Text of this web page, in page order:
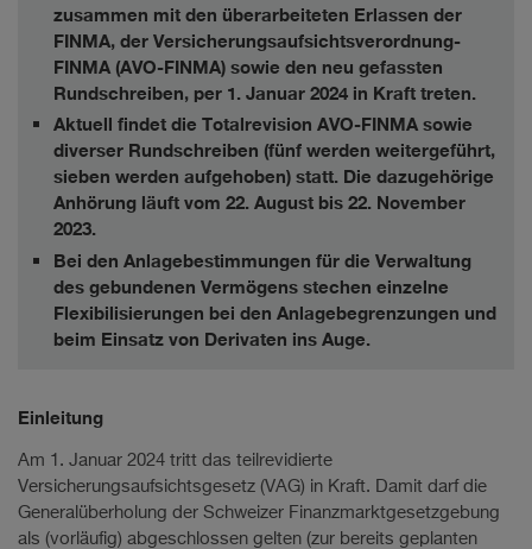
zusammen mit den überarbeiteten Erlassen der
FINMA, der Versicherungsaufsichtsverordnung-
FINMA (AVO-FINMA) sowie den neu gefassten
Rundschreiben, per 1. Januar 2024 in Kraft treten.
Aktuell findet die Totalrevision AVO-FINMA sowie
diverser Rundschreiben (fünf werden weitergeführt,
sieben werden aufgehoben) statt. Die dazugehörige
Anhörung läuft vom 22. August bis 22. November
2023.
Bei den Anlagebestimmungen für die Verwaltung
des gebundenen Vermögens stechen einzelne
Flexibilisierungen bei den Anlagebegrenzungen und
beim Einsatz von Derivaten ins Auge.
Einleitung
Am 1. Januar 2024 tritt das teilrevidierte
Versicherungsaufsichtsgesetz (VAG) in Kraft. Damit darf die
Generalüberholung der Schweizer Finanzmarktgesetzgebung
als (vorläufig) abgeschlossen gelten (zur bereits geplanten